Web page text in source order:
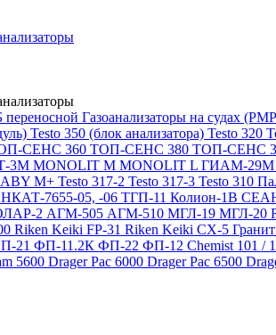
Газоанализаторы на судах
Testo 350 (блок анализатора) Testo 320
СЕНС 360 ТОП-СЕНС 380 ТОП-СЕНС
3М MONOLIT M MONOLIT L ГИАМ-29М
M+ Testo 317-2 Testo 317-3 Testo 310
7655-05, -06 ТГП-11 Колион-1В
2 АГМ-505 АГМ-510 МГЛ-19 МГЛ-20
Riken Keiki FP-31 Riken Keiki CX-5 Гранит
21 ФП-11.2К ФП-22 ФП-12 Chemist 101 /
5600 Drager Pac 6000 Drager Pac 6500